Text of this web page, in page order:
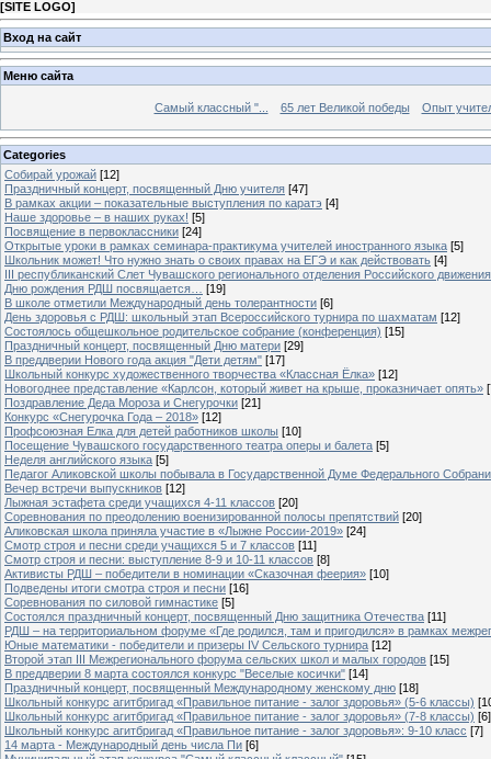
[SITE LOGO]
Вход на сайт
Меню сайта
Самый классный "... 65 лет Великой победы Опыт
Categories
Собирай урожай [12]
Праздничный концерт, посвященный Дню учителя [47]
В рамках акции – показательные выступления по каратэ [4]
Наше здоровье – в наших руках! [5]
Посвящение в первоклассники [24]
Открытые уроки в рамках семинара-практикума учителей иностранного языка [5]
Школьник может! Что нужно знать о своих правах на ЕГЭ и как действовать [4]
III республиканский Слет Чувашского регионального отделения Российского
Дню рождения РДШ посвящается…
[19]
В школе отметили Международный день толерантности [6]
День здоровья с РДШ: школьный этап Всероссийского турнира по шахматам [12]
Состоялось общешкольное родительское собрание (конференция) [15]
Праздничный концерт, посвященный Дню матери [29]
В преддверии Нового года акция "Дети детям" [17]
Школьный конкурс художественного творчества «Классная Ёлка» [12]
Новогоднее представление «Карлсон, который живет на крыше, проказничает опять»
Поздравление Деда Мороза и Снегурочки [21]
Конкурс «Снегурочка Года – 2018» [12]
Профсоюзная Елка для детей работников школы [10]
Посещение Чувашского государственного театра оперы и балета [5]
Неделя английского языка [5]
Педагог Аликовской школы побывала в Государственной Думе Федерального
Вечер встречи выпускников [12]
Лыжная эстафета среди учащихся 4-11 классов [20]
Cоревнования по преодолению военизированной полосы препятствий [20]
Аликовская школа приняла участие в «Лыжне России-2019» [24]
Смотр строя и песни среди учащихся 5 и 7 классов [11]
Смотр строя и песни: выступление 8-9 и 10-11 классов [8]
Активисты РДШ – победители в номинации «Сказочная феерия» [10]
Подведены итоги смотра строя и песни [16]
Соревнования по силовой гимнастике [5]
Состоялся праздничный концерт, посвященный Дню защитника Отечества [11]
РДШ – на территориальном форуме «Где родился, там и пригодился» в рамках
Юные математики - победители и призеры IV Сельского турнира [12]
Второй этап III Межрегионального форума сельских школ и малых городов [15]
В преддверии 8 марта состоялся конкурс "Веселые косички" [14]
Праздничный концерт, посвященный Международному женскому дню [18]
Школьный конкурс агитбригад «Правильное питание - залог здоровья» (5-6 классы)
Школьный конкурс агитбригад «Правильное питание - залог здоровья» (7-8 классы) [6]
Школьный конкурс агитбригад «Правильное питание - залог здоровья»: 9-10 класс [7]
14 марта - Международный день числа Пи [6]